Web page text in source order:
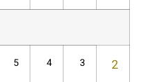
2
3
4
5